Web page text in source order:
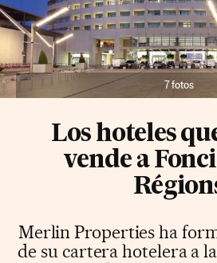
7 fotos
Los hoteles
vende a
Merlin Properties ha
de su cartera hotelera a